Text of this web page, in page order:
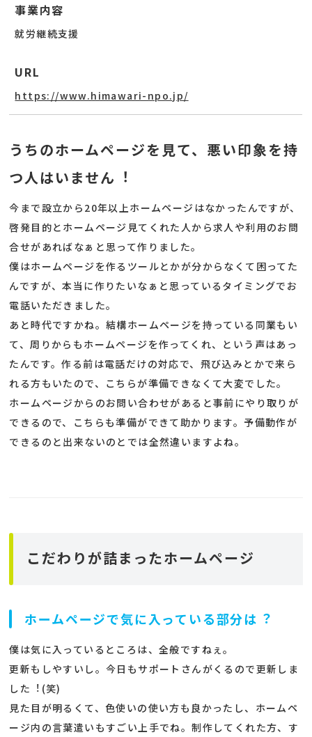
事業内容
就労継続支援
URL
https://www.himawari-npo.jp/
うちのホームページを見て、悪い印象を持
つ人はいません︕
今まで設立から20年以上ホームページはなかったんですが、
啓発目的とホームページ見てくれた人から求人や利用のお問
合せがあればなぁと思って作りました。
僕はホームページを作るツールとかが分からなくて困ってた
んですが、本当に作りたいなぁと思っているタイミングでお
電話いただきました。
あと時代ですかね。結構ホームページを持っている同業もい
て、周りからもホームページを作ってくれ、という声はあっ
たんです。作る前は電話だけの対応で、飛び込みとかで来ら
れる方もいたので、こちらが準備できなくて大変でした。
ホームページからのお問い合わせがあると事前にやり取りが
できるので、こちらも準備ができて助かります。予備動作が
できるのと出来ないのとでは全然違いますよね。
こだわりが詰まったホームページ
ホームページで気に入っている部分は︖
僕は気に入っているところは、全般ですねぇ。
更新もしやすいし。今日もサポートさんがくるので更新しま
した︕(笑)
見た目が明るくて、色使いの使い方も良かったし、ホームペ
ージ内の言葉遣いもすごい上手でね。制作してくれた方、す